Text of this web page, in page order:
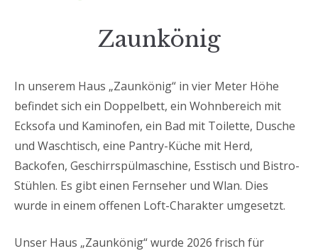
Zaunkönig
In unserem Haus „Zaunkönig“ in vier Meter Höhe
befindet sich ein Doppelbett, ein Wohnbereich mit
Ecksofa und Kaminofen, ein Bad mit Toilette, Dusche
und Waschtisch, eine Pantry-Küche mit Herd,
Backofen, Geschirrspülmaschine, Esstisch und Bistro-
Stühlen. Es gibt einen Fernseher und Wlan. Dies
wurde in einem offenen Loft-Charakter umgesetzt.
Unser Haus „Zaunkönig“ wurde 2026 frisch für